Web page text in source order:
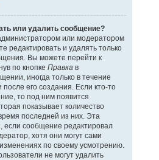
или удалить сообщение?
или модератором
редактировать и удалять только
Вы можете перейти к
по кнопке Правкав
иногда только в течение
его создания. Если кто-то
то под ним появится
показывает количество
последней из них. Эта
если сообщение редактировал
хотя они могут сами
по своему усмотрению.
не могут удалить